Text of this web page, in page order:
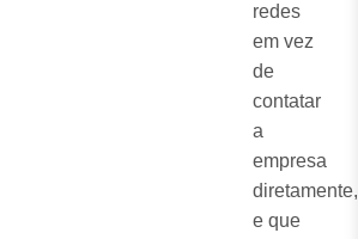
redes
em vez
de
contatar
a
empresa
diretamente,
e que